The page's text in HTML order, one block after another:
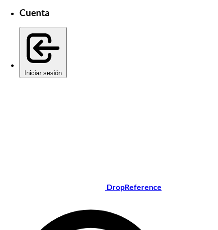
Cuenta
Iniciar sesión
DropReference